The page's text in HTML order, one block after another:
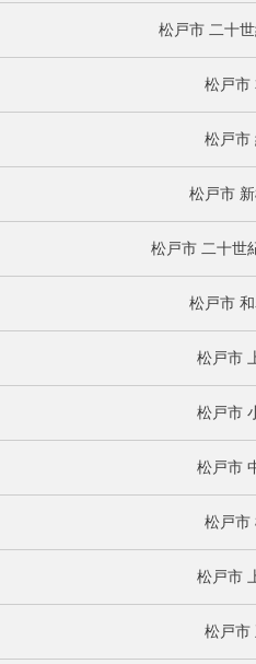
松戸市 二十
松戸市
松戸市
松戸市
松戸市 二十世
松戸市
松戸市
松戸市
松戸市
松戸市
松戸市
松戸市